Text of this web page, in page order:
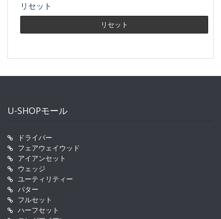
リセット
U-SHOPモール
ドライバー
フェアウェイウッド
アイアンセット
ウェッジ
ユーティリティー
パター
フルセット
ハーフセット